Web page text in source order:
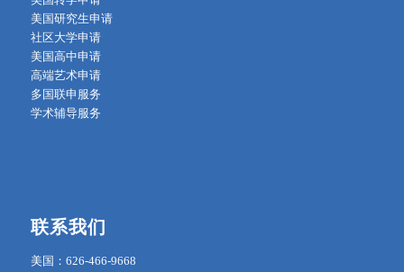
美国研究生申请
社区大学申请
美国高中申请
高端艺术申请
多国联申服务
学术辅导服务
联系我们
美国：626-466-9668